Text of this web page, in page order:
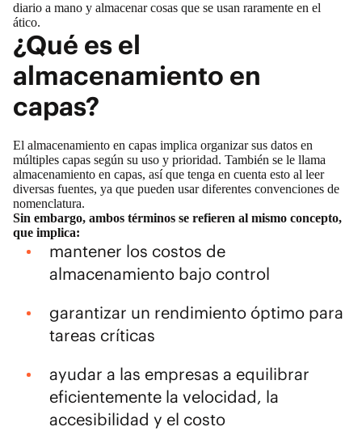
diario a mano y almacenar cosas que se usan raramente en el
ático.
¿Qué es el
almacenamiento en
capas?
El almacenamiento en capas implica organizar sus datos en
múltiples capas según su uso y prioridad. También se le llama
almacenamiento en capas, así que tenga en cuenta esto al leer
diversas fuentes, ya que pueden usar diferentes convenciones de
nomenclatura.
Sin embargo, ambos términos se refieren al mismo concepto,
que implica:
mantener los costos de
almacenamiento bajo control
garantizar un rendimiento óptimo para
tareas críticas
ayudar a las empresas a equilibrar
eficientemente la velocidad, la
accesibilidad y el costo